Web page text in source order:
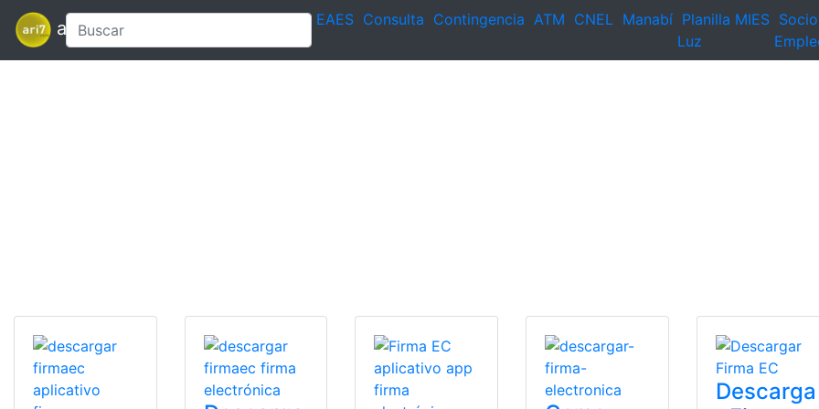
ari7 EAES Consulta Contingencia ATM CNEL Manabí Planilla
Luz
MIES Socio
Descarga